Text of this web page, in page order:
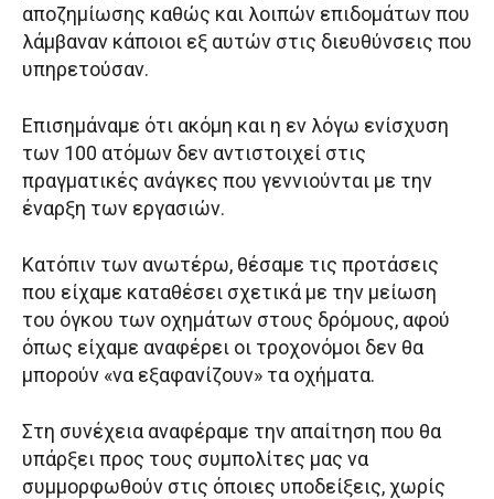
αποζημίωσης καθώς και λοιπών επιδομάτων που
λάμβαναν κάποιοι εξ αυτών στις διευθύνσεις που
υπηρετούσαν.
Επισημάναμε ότι ακόμη και η εν λόγω ενίσχυση
των 100 ατόμων δεν αντιστοιχεί στις
πραγματικές ανάγκες που γεννιούνται με την
έναρξη των εργασιών.
Κατόπιν των ανωτέρω, θέσαμε τις προτάσεις
που είχαμε καταθέσει σχετικά με την μείωση
του όγκου των οχημάτων στους δρόμους, αφού
όπως είχαμε αναφέρει οι τροχονόμοι δεν θα
μπορούν «να εξαφανίζουν» τα οχήματα.
Στη συνέχεια αναφέραμε την απαίτηση που θα
υπάρξει προς τους συμπολίτες μας να
συμμορφωθούν στις όποιες υποδείξεις, χωρίς